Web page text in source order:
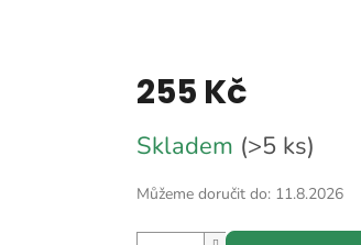
255 Kč
cena:
Skladem (>5 ks)
Můžeme doručit do: 11.8.2026